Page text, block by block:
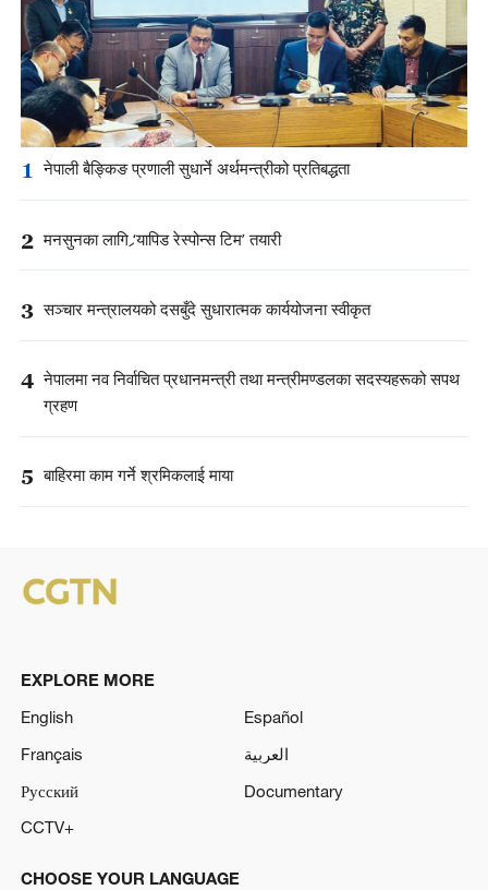
1 नेपाली बैङ्किङ प्रणाली सुधार्ने अर्थमन्त्रीको प्रतिबद्धता
2 मनसुनका लागि ‘र्‍यापिड रेस्पोन्स टिम’ तयारी
3 सञ्चार मन्त्रालयको दसबुँदे सुधारात्मक कार्ययोजना स्वीकृत
4 नेपालमा नव निर्वाचित प्रधानमन्त्री तथा मन्त्रीमण्डलका सदस्यहरूको सपथ
ग्रहण
5 बाहिरमा काम गर्ने श्रमिकलाई माया
EXPLORE MORE
English
Español
Français
العربية
Русский
Documentary
CCTV+
CHOOSE YOUR LANGUAGE